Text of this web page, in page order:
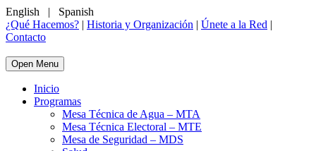
English |
Spanish
¿Qué Hacemos? | Historia y Organización | Únete a la Red |
Contacto
Open Menu
Inicio
Programas
Mesa Técnica de Agua – MTA
Mesa Técnica Electoral – MTE
Mesa de Seguridad – MDS